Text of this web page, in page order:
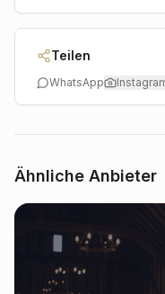
Teilen
WhatsApp
Ähnliche Anbieter